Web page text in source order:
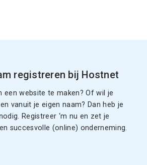
registreren bij Hostnet
een website te maken? Of wil je
vanuit je eigen naam? Dan heb je
Registreer ‘m nu en zet je
succesvolle (online) onderneming.